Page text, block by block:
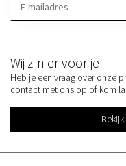
Wij zijn er voor je
Heb je een vraag over onze
contact met ons op of kom